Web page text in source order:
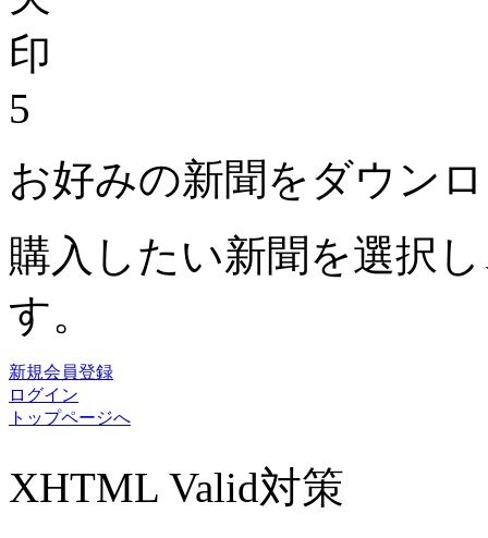
5
お好みの新聞をダウン
購入したい新聞を選択
す。
新規会員登録
ログイン
トップページへ
XHTML Valid対策